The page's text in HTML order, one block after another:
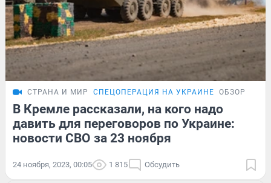
СТРАНА И МИР СПЕЦОПЕРАЦИЯ НА УКРАИНЕ ОБЗОР
В Кремле рассказали, на кого надо
давить для переговоров по Украине:
новости СВО за 23 ноября
24 ноября, 2023, 00:05 1 815 Обсудить